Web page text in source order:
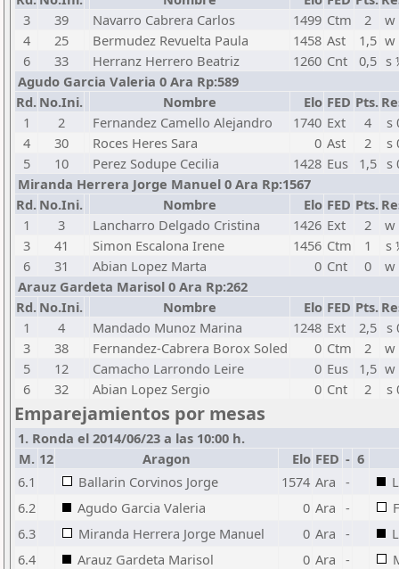
3
39 Navarro Cabrera Carlos 1499 Ctm 2
w
4
25 Bermudez Revuelta Paula 1458 Ast 1,5 w
6
33 Herranz Herrero Beatriz 1260 Cnt 0,5 s
Agudo Garcia Valeria 0 Ara Rp:589
Rd. No.Ini. Nombre Elo FED Pts.
1
2 Fernandez Camello Alejandro 1740 Ext 4
s
4
30 Roces Heres Sara 0 Ast 2
s
5
10 Perez Sodupe Cecilia 1428 Eus 1,5
s
Miranda Herrera Jorge Manuel 0 Ara Rp:1567
Rd. No.Ini. Nombre Elo FED Pts.
1
3 Lancharro Delgado Cristina 1426 Ext 2
w
3
41 Simon Escalona Irene 1456 Ctm 1
s
6
31 Abian Lopez Marta 0 Cnt 0
w
Arauz Gardeta Marisol 0 Ara Rp:262
Rd. No.Ini. Nombre Elo FED Pts.
1
4 Mandado Munoz Marina 1248 Ext 2,5
s
3
38 Fernandez-Cabrera Borox Soled 0 Ctm 2
w
5
12 Camacho Larrondo Leire 0 Eus 1,5 w
6
32 Abian Lopez Sergio 0 Cnt 2 s
Emparejamientos por mesas
1. Ronda el 2014/06/23 a las 10:00 h.
M. 12 Aragon Elo FED - 6
6.1
Ballarin Corvinos Jorge 1574 Ara -
6.2
Agudo Garcia Valeria 0 Ara -
6.3
Miranda Herrera Jorge Manuel 0 Ara -
6.4
Arauz Gardeta Marisol 0 Ara -